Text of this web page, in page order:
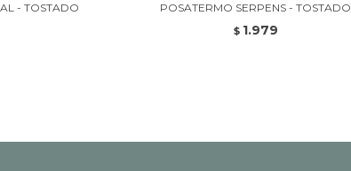
- TOSTADO POSATERMO SERPENS - TOSTADO
$ 1.979